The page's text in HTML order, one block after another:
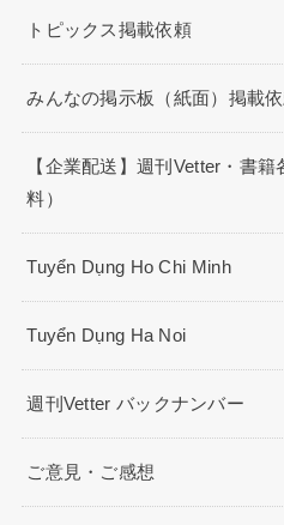
トピックス掲載依頼
みんなの掲示板（紙面）掲載
【企業配送】週刊Vetter・書
料）
Tuyển Dụng Ho Chi Minh
Tuyển Dụng Ha Noi
週刊Vetter バックナンバー
ご意見・ご感想